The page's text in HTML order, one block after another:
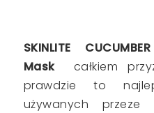
SKINLITE
Maskcałkiem
prawdzie to
używanych